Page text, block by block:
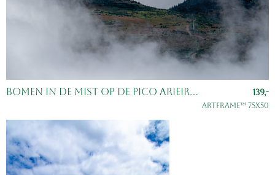
Bomen in de mist op de Pico Arieiro, Madeira, Portugal 139,-
ArtFrame™ 75x50